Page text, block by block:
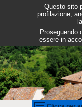
Questo sito
profilazione,
Proseguendo
essere in